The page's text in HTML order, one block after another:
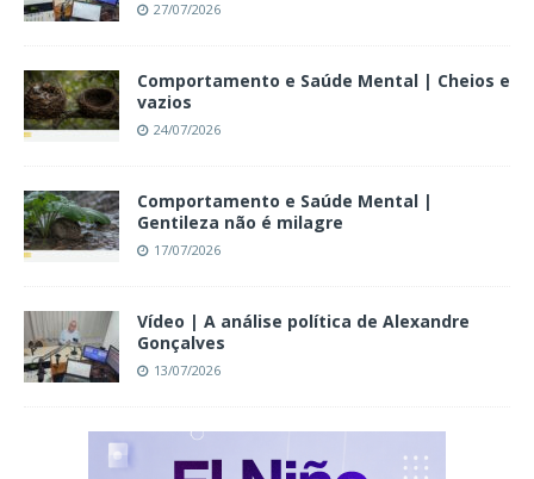
27/07/2026
Comportamento e Saúde Mental | Cheios e
vazios
24/07/2026
Comportamento e Saúde Mental |
Gentileza não é milagre
17/07/2026
Vídeo | A análise política de Alexandre
Gonçalves
13/07/2026